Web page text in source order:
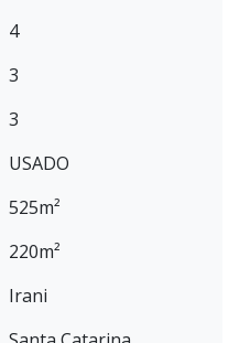
4
3
3
USADO
525m²
220m²
Irani